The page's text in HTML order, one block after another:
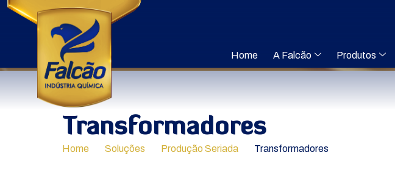
Home A Falcão Produtos
Transformadores
Home Soluções Produção Seriada Transformadores